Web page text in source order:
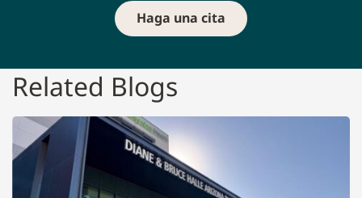
Haga una cita
Related Blogs